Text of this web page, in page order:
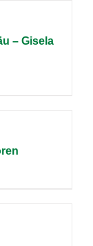
– Gisela